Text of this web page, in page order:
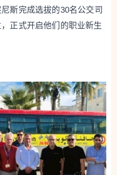
斯完成选拔的30名公交司
正式开启他们的职业新生